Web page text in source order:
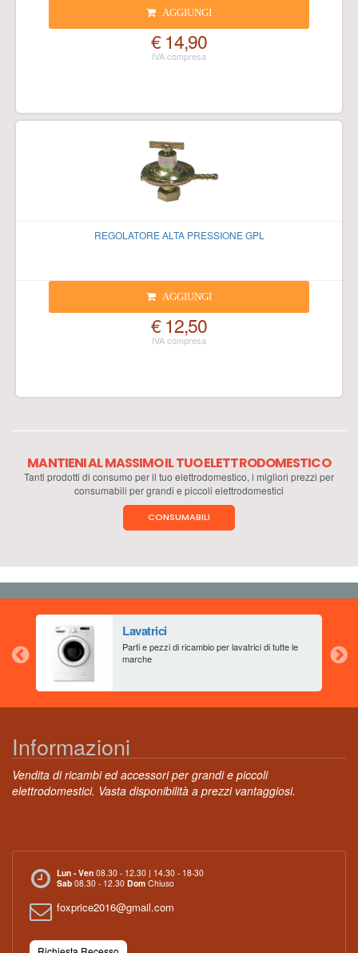
AGGIUNGI
€ 14,90
REGOLATORE ALTA PRESSIONE GPL
AGGIUNGI
€ 12,50
MANTIENI AL MASSIMO IL TUO ELETTRODOMESTICO
Tanti prodotti di consumo per il tuo elettrodomestico, i migliori prezzi per
consumabili per grandi e piccoli elettrodomestici
CONSUMABILI
Lavatrici
Parti e pezzi di ricambio per lavatrici di tutte le
marche
Informazioni
Vendita di ricambi ed accessori per grandi e piccoli
elettrodomestici. Vasta disponibilità a prezzi vantaggiosi.
Lun - Ven 08.30 - 12.30 | 14.30 - 18-30
Sab 08.30 - 12.30 Dom Chiuso
foxprice2016@gmail.com